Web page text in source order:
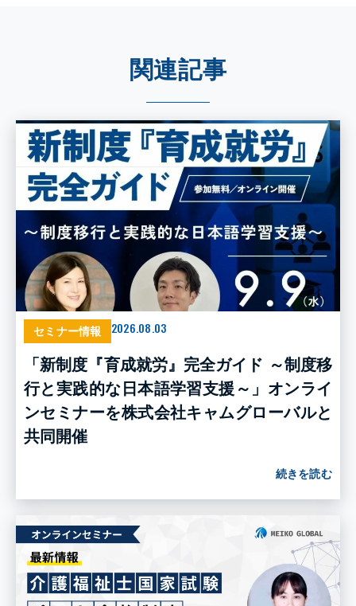
関連記事
セミナー情報 2026.08.03
「新制度『育成就労』完全ガイド ～制度移
行と実践的な日本語学習支援～」オンライ
ンセミナーを株式会社キャムグローバルと
共同開催
続きを読む